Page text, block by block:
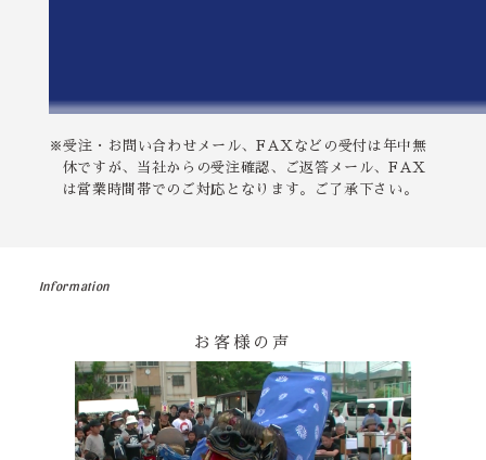
※受注・お問い合わせメール、FAXなどの受付は年中無
休ですが、当社からの受注確認、ご返答メール、FAX
は営業時間帯でのご対応となります。ご了承下さい。
Information
お客様の声